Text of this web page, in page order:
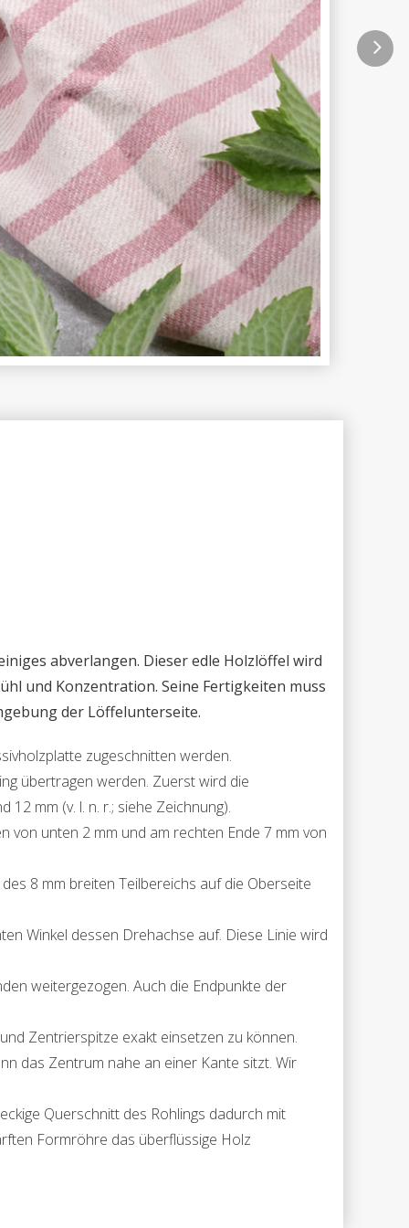
abverlangen. Dieser edle Holzlöffel wird
und Konzentration. Seine Fertigkeiten muss
der Löffelunterseite.
zugeschnitten werden.
übertragen werden. Zuerst wird die
mm (v. l. n. r.; siehe Zeichnung).
von unten 2 mm und am rechten Ende 7 mm von
8 mm breiten Teilbereichs auf die Oberseite
Winkel dessen Drehachse auf. Diese Linie wird
weitergezogen. Auch die Endpunkte der
Zentrierspitze exakt einsetzen zu können.
das Zentrum nahe an einer Kante sitzt. Wir
Querschnitt des Rohlings dadurch mit
Formröhre das überflüssige Holz